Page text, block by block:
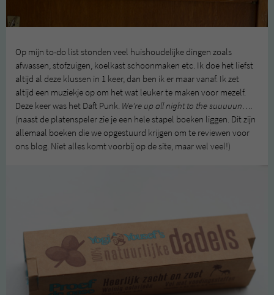
Op mijn to-do list stonden veel huishoudelijke dingen zoals
afwassen, stofzuigen, koelkast schoonmaken etc. Ik doe het liefst
altijd al deze klussen in 1 keer, dan ben ik er maar vanaf. Ik zet
altijd een muziekje op om het wat leuker te maken voor mezelf.
Deze keer was het Daft Punk. We’re up all night to the suuuuun….
(naast de platenspeler zie je een hele stapel boeken liggen. Dit zijn
allemaal boeken die we opgestuurd krijgen om te reviewen voor
ons blog. Niet alles komt voorbij op de site, maar wel veel!)